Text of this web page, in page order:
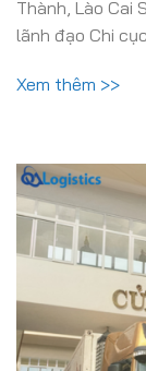
Thành, Lào Cai
lãnh đạo Chi
Xem thêm >>